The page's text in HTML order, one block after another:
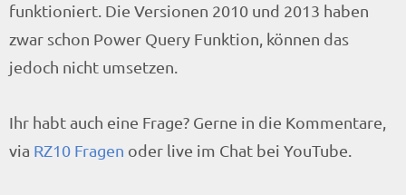
funktioniert. Die Versionen 2010 und 2013 haben
zwar schon Power Query Funktion, können das
jedoch nicht umsetzen.
Ihr habt auch eine Frage? Gerne in die Kommentare,
via RZ10 Fragen oder live im Chat bei YouTube.